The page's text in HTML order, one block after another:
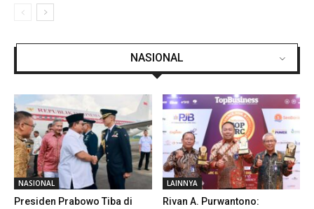
NASIONAL
NASIONAL
Presiden Prabowo Tiba di
LAINNYA
Rivan A. Purwantono: